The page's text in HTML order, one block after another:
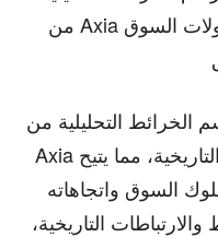
من Axia لتحديد الفرص الناشئة وتوقع تحولات السوق
التحليلية من
Axia تسهل التحليل المتعمق للبيانات التاريخية، مما يتيح
السوق واتجاهاته
التاريخية،